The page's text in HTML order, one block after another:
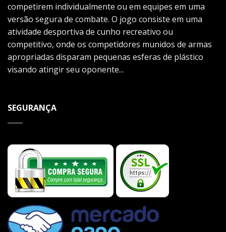
competirem individualmente ou em equipes em uma
versão segura de combate. O jogo consiste em uma
atividade desportiva de cunho recreativo ou
competitivo, onde os competidores munidos de armas
apropriadas disparam pequenas esferas de plástico
visando atingir seu oponente...
SEGURANÇA